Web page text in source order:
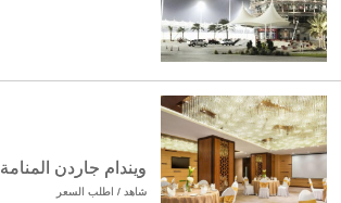
ويندام جاردن المنامة
شاهد / اطلب السعر